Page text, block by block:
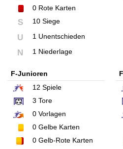
0 Rote Karten
S 10 Siege
U 1 Unentschieden
N 1 Niederlage
F-Junioren
12 Spiele
3 Tore
0 Vorlagen
0 Gelbe Karten
0 Gelb-Rote Karten